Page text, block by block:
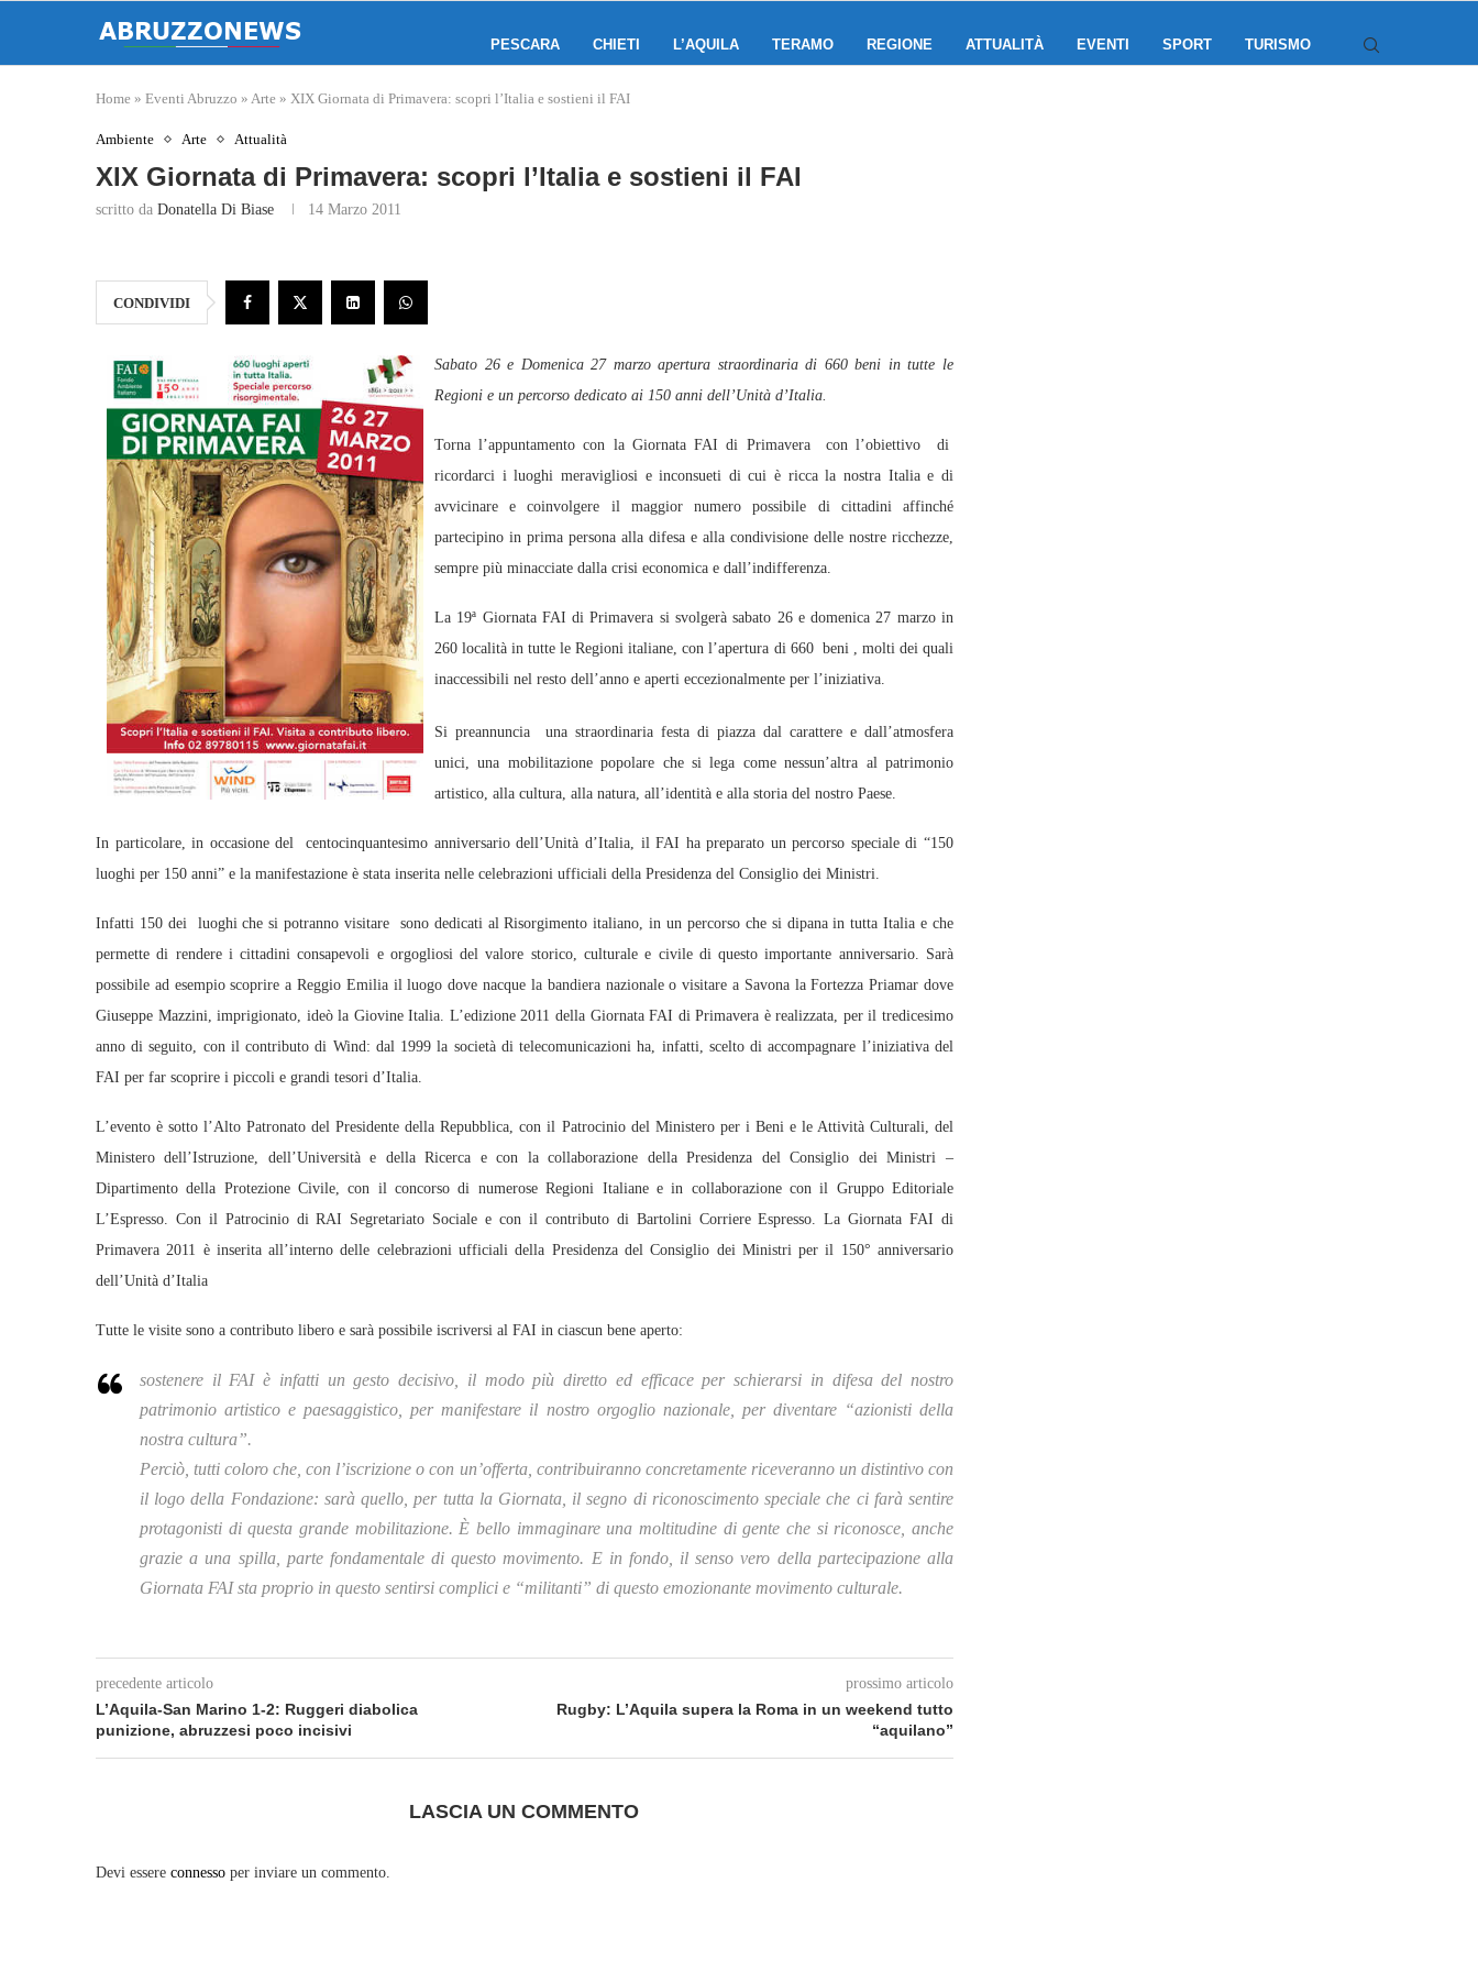
PESCARA CHIETI L’AQUILA TERAMO REGIONE ATTUALITÀ EVENTI SPORT TURISMO
Home » Eventi Abruzzo » Arte » XIX Giornata di Primavera: scopri l’Italia e sostieni il FAI
Ambiente Arte Attualità
XIX Giornata di Primavera: scopri l’Italia e sostieni il FAI
scritto da Donatella Di Biase 14 Marzo 2011
CONDIVIDI
Sabato 26 e Domenica 27 marzo apertura straordinaria di 660 beni in tutte le
Regioni e un percorso dedicato ai 150 anni dell’Unità d’Italia.
Torna l’appuntamento con la Giornata FAI di Primavera con l’obiettivo di
ricordarci i luoghi meravigliosi e inconsueti di cui è ricca la nostra Italia e di
avvicinare e coinvolgere il maggior numero possibile di cittadini affinché
partecipino in prima persona alla difesa e alla condivisione delle nostre ricchezze,
sempre più minacciate dalla crisi economica e dall’indifferenza.
La 19ª Giornata FAI di Primavera si svolgerà sabato 26 e domenica 27 marzo in
260 località in tutte le Regioni italiane, con l’apertura di 660 beni , molti dei quali
inaccessibili nel resto dell’anno e aperti eccezionalmente per l’iniziativa.
Si preannuncia una straordinaria festa di piazza dal carattere e dall’atmosfera
unici, una mobilitazione popolare che si lega come nessun’altra al patrimonio
artistico, alla cultura, alla natura, all’identità e alla storia del nostro Paese.
In particolare, in occasione del centocinquantesimo anniversario dell’Unità d’Italia, il FAI ha preparato un percorso speciale di “150
luoghi per 150 anni” e la manifestazione è stata inserita nelle celebrazioni ufficiali della Presidenza del Consiglio dei Ministri.
Infatti 150 dei luoghi che si potranno visitare sono dedicati al Risorgimento italiano, in un percorso che si dipana in tutta Italia e che
permette di rendere i cittadini consapevoli e orgogliosi del valore storico, culturale e civile di questo importante anniversario. Sarà
possibile ad esempio scoprire a Reggio Emilia il luogo dove nacque la bandiera nazionale o visitare a Savona la Fortezza Priamar dove
Giuseppe Mazzini, imprigionato, ideò la Giovine Italia. L’edizione 2011 della Giornata FAI di Primavera è realizzata, per il tredicesimo
anno di seguito, con il contributo di Wind: dal 1999 la società di telecomunicazioni ha, infatti, scelto di accompagnare l’iniziativa del
FAI per far scoprire i piccoli e grandi tesori d’Italia.
L’evento è sotto l’Alto Patronato del Presidente della Repubblica, con il Patrocinio del Ministero per i Beni e le Attività Culturali, del
Ministero dell’Istruzione, dell’Università e della Ricerca e con la collaborazione della Presidenza del Consiglio dei Ministri –
Dipartimento della Protezione Civile, con il concorso di numerose Regioni Italiane e in collaborazione con il Gruppo Editoriale
L’Espresso. Con il Patrocinio di RAI Segretariato Sociale e con il contributo di Bartolini Corriere Espresso. La Giornata FAI di
Primavera 2011 è inserita all’interno delle celebrazioni ufficiali della Presidenza del Consiglio dei Ministri per il 150° anniversario
dell’Unità d’Italia
Tutte le visite sono a contributo libero e sarà possibile iscriversi al FAI in ciascun bene aperto:
sostenere il FAI è infatti un gesto decisivo, il modo più diretto ed efficace per schierarsi in difesa del nostro
patrimonio artistico e paesaggistico, per manifestare il nostro orgoglio nazionale, per diventare “azionisti della
nostra cultura”.
Perciò, tutti coloro che, con l’iscrizione o con un’offerta, contribuiranno concretamente riceveranno un distintivo con
il logo della Fondazione: sarà quello, per tutta la Giornata, il segno di riconoscimento speciale che ci farà sentire
protagonisti di questa grande mobilitazione. È bello immaginare una moltitudine di gente che si riconosce, anche
grazie a una spilla, parte fondamentale di questo movimento. E in fondo, il senso vero della partecipazione alla
Giornata FAI sta proprio in questo sentirsi complici e “militanti” di questo emozionante movimento culturale.
precedente articolo
L’Aquila-San Marino 1-2: Ruggeri diabolica
punizione, abruzzesi poco incisivi
prossimo articolo
Rugby: L’Aquila supera la Roma in un weekend tutto
“aquilano”
LASCIA UN COMMENTO
Devi essere connesso per inviare un commento.